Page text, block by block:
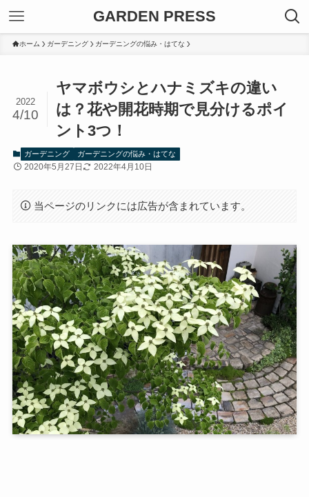
GARDEN PRESS
ホーム ガーデニング ガーデニングの悩み・はてな
ヤマボウシとハナミズキの違い
は？花や開花時期で見分けるポイ
ント3つ！
2022
4/10
ガーデニング ガーデニングの悩み・はてな
2020年5月27日 2022年4月10日
当ページのリンクには広告が含まれています。